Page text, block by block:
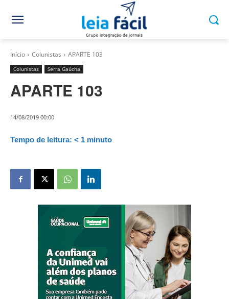
Início Colunistas APARTE 103
Colunistas Serra Gaúcha
APARTE 103
14/08/2019 00:00
Tempo de leitura: < 1 minuto